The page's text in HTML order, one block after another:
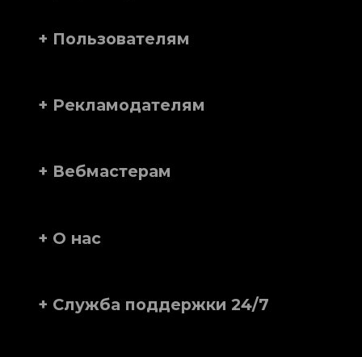
+ Пользователям
+ Рекламодателям
+ Вебмастерам
+ О нас
+ Служба поддержки 24/7